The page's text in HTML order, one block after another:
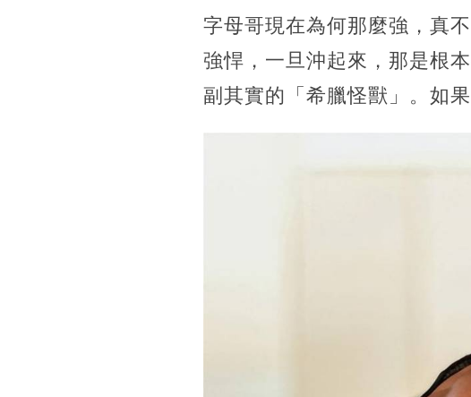
字母哥現在為何那麼強，真
強悍，一旦沖起來，那是根
副其實的「希臘怪獸」。如